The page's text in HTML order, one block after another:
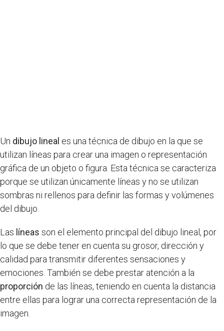
Un dibujo lineal es una técnica de dibujo en la que se
utilizan líneas para crear una imagen o representación
gráfica de un objeto o figura. Esta técnica se caracteriza
porque se utilizan únicamente líneas y no se utilizan
sombras ni rellenos para definir las formas y volúmenes
del dibujo.
Las líneas son el elemento principal del dibujo lineal, por
lo que se debe tener en cuenta su grosor, dirección y
calidad para transmitir diferentes sensaciones y
emociones. También se debe prestar atención a la
proporción de las líneas, teniendo en cuenta la distancia
entre ellas para lograr una correcta representación de la
imagen.